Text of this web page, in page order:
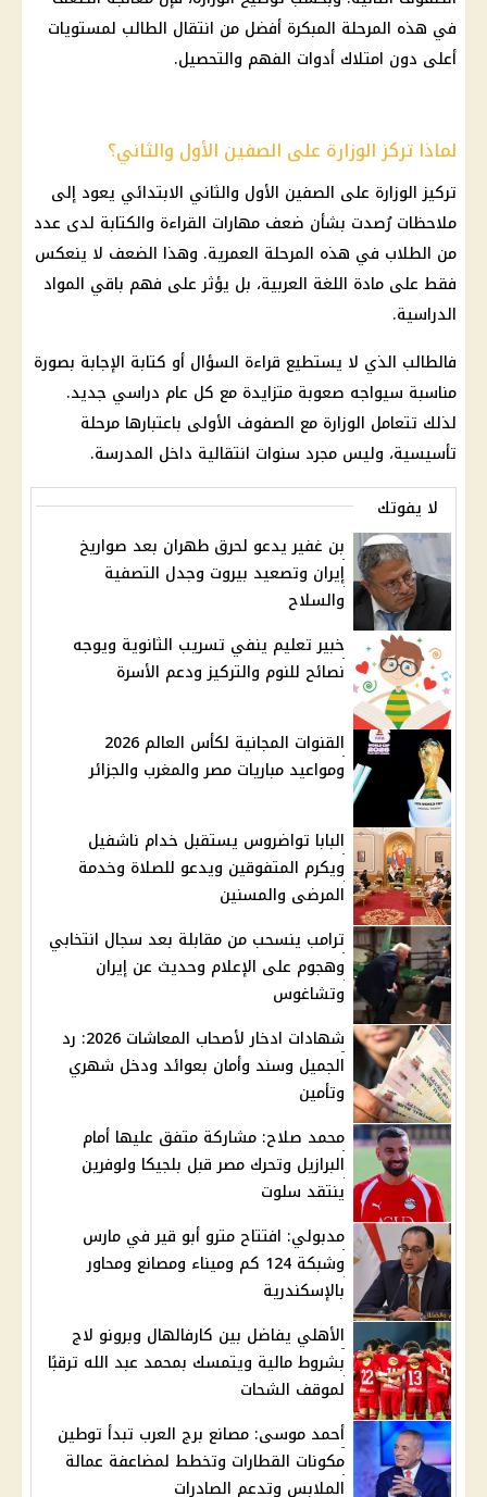
في هذه المرحلة المبكرة أفضل من انتقال الطالب لمستويات
أعلى دون امتلاك أدوات الفهم والتحصيل.
لماذا تركز الوزارة على الصفين الأول والثاني؟
تركيز الوزارة على الصفين الأول والثاني الابتدائي يعود إلى
ملاحظات رُصدت بشأن ضعف مهارات القراءة والكتابة لدى عدد
من الطلاب في هذه المرحلة العمرية. وهذا الضعف لا ينعكس
فقط على مادة اللغة العربية، بل يؤثر على فهم باقي المواد
الدراسية.
فالطالب الذي لا يستطيع قراءة السؤال أو كتابة الإجابة بصورة
مناسبة سيواجه صعوبة متزايدة مع كل عام دراسي جديد.
لذلك تتعامل الوزارة مع الصفوف الأولى باعتبارها مرحلة
تأسيسية، وليس مجرد سنوات انتقالية داخل المدرسة.
لا يفوتك
بن غفير يدعو لحرق طهران بعد صواريخ
إيران وتصعيد بيروت وجدل التصفية
والسلاح
خبير تعليم ينفي تسريب الثانوية ويوجه
نصائح للنوم والتركيز ودعم الأسرة
القنوات المجانية لكأس العالم 2026
ومواعيد مباريات مصر والمغرب والجزائر
البابا تواضروس يستقبل خدام ناشفيل
ويكرم المتفوقين ويدعو للصلاة وخدمة
المرضى والمسنين
ترامب ينسحب من مقابلة بعد سجال انتخابي
وهجوم على الإعلام وحديث عن إيران
وتشاغوس
شهادات ادخار لأصحاب المعاشات 2026: رد
الجميل وسند وأمان بعوائد ودخل شهري
وتأمين
محمد صلاح: مشاركة متفق عليها أمام
البرازيل وتحرك مصر قبل بلجيكا ولوفرين
ينتقد سلوت
مدبولي: افتتاح مترو أبو قير في مارس
وشبكة 124 كم وميناء ومصانع ومحاور
بالإسكندرية
الأهلي يفاضل بين كارفالهال وبرونو لاج
بشروط مالية ويتمسك بمحمد عبد الله ترقبًا
لموقف الشحات
أحمد موسى: مصانع برج العرب تبدأ توطين
مكونات القطارات وتخطط لمضاعفة عمالة
الملابس وتدعم الصادرات